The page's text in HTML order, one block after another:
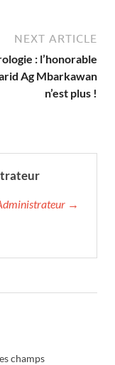
NEXT ARTICLE
: l’honorable
Ag Mbarkawan
n’est plus !
→
champs